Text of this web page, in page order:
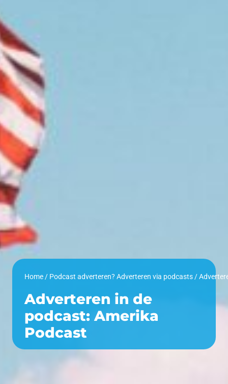
Home / Podcast adverteren? Adverteren via podcasts /
Adverteren in de
podcast: Amerika
Podcast